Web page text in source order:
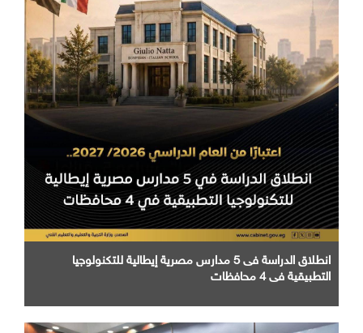
انطلاق الدراسة فى 5 مدارس مصرية إيطالية للتكنولوجيا
التطبيقية في 4 محافظات